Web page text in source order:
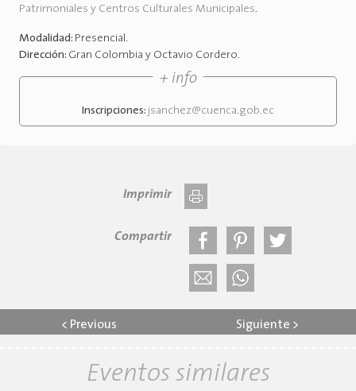
Patrimoniales y Centros Culturales Municipales.
Modalidad: Presencial.
Dirección: Gran Colombia y Octavio Cordero.
+ info
Inscripciones: jsanchez@cuenca.gob.ec
Imprimir
Compartir
< Previous Siguiente >
Eventos similares